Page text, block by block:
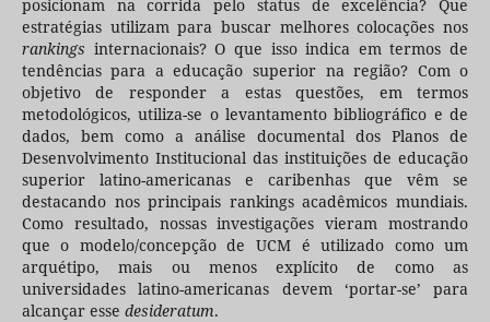
posicionam na corrida pelo status de excelência? Que
estratégias utilizam para buscar melhores colocações nos
rankings internacionais? O que isso indica em termos de
tendências para a educação superior na região? Com o
objetivo de responder a estas questões, em termos
metodológicos, utiliza-se o levantamento bibliográfico e de
dados, bem como a análise documental dos Planos de
Desenvolvimento Institucional das instituições de educação
superior latino-americanas e caribenhas que vêm se
destacando nos principais rankings acadêmicos mundiais.
Como resultado, nossas investigações vieram mostrando
que o modelo/concepção de UCM é utilizado como um
arquétipo, mais ou menos explícito de como as
universidades latino-americanas devem ‘portar-se’ para
alcançar esse desideratum.